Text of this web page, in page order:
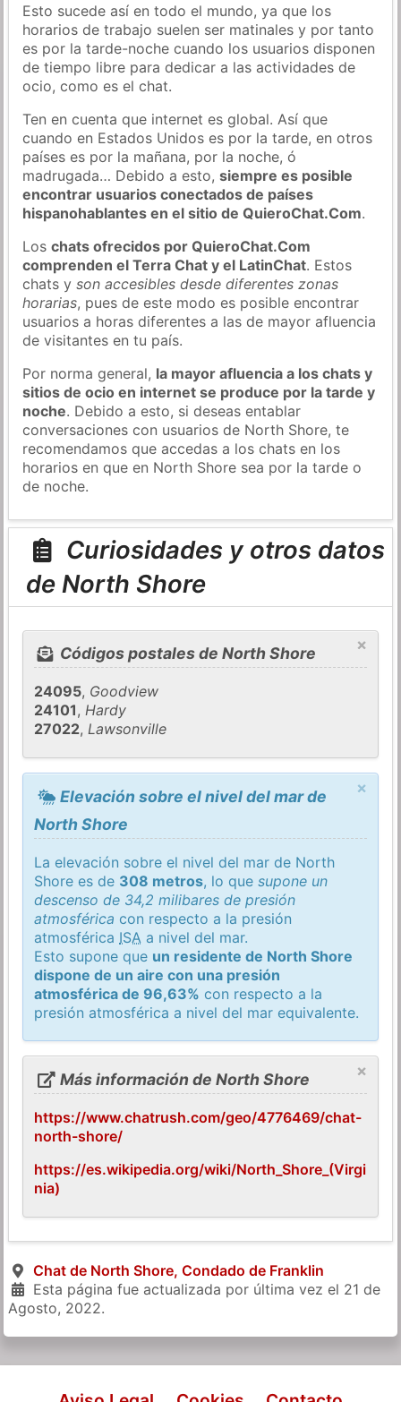
Esto sucede así en todo el mundo, ya que los
horarios de trabajo suelen ser matinales y por tanto
es por la tarde-noche cuando los usuarios disponen
de tiempo libre para dedicar a las actividades de
ocio, como es el chat.
Ten en cuenta que internet es global. Así que
cuando en Estados Unidos es por la tarde, en otros
países es por la mañana, por la noche, ó
madrugada… Debido a esto,siempre es posible
encontrar usuarios conectados de países
hispanohablantes en el sitio de QuieroChat.Com.
Loschats ofrecidos por QuieroChat.Com
comprenden el Terra Chat y el LatinChat. Estos
chats yson accesibles desde diferentes zonas
horarias, pues de este modo es posible encontrar
usuarios a horas diferentes a las de mayor afluencia
de visitantes en tu país.
Por norma general, la mayor afluencia a los chats y
sitios de ocio en internet se produce por la tarde y
noche. Debido a esto, si deseas entablar
conversaciones con usuarios de North Shore, te
recomendamos que accedas a los chats en los
horarios en que en North Shore sea por la tarde o
de noche.
Curiosidades y otros datos
de North Shore
×
Códigos postales de North Shore
24095, Goodview
24101,Hardy
27022,Lawsonville
×
Elevación sobre el nivel del mar de
North Shore
La elevación sobre el nivel del mar de North
Shore es de 308 metros, lo quesupone un
descenso de 34,2 milibares de presión
atmosférica con respecto a la presión
atmosférica ISA a nivel del mar.
Esto supone que un residente de North Shore
dispone de un aire con una presión
atmosférica de 96,63% con respecto a la
presión atmosférica a nivel del mar equivalente.
×
Más información de North Shore
https://www.chatrush.com/geo/4776469/chat-
north-shore/
https://es.wikipedia.org/wiki/North_Shore_(Virgi
nia)
Chat de North Shore, Condado de Franklin
Esta página fue actualizada por última vez el 21 de
Agosto, 2022.